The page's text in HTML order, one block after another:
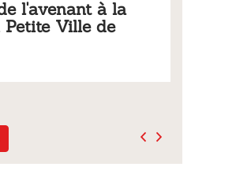
Tarifs 2026 des services
municipaux